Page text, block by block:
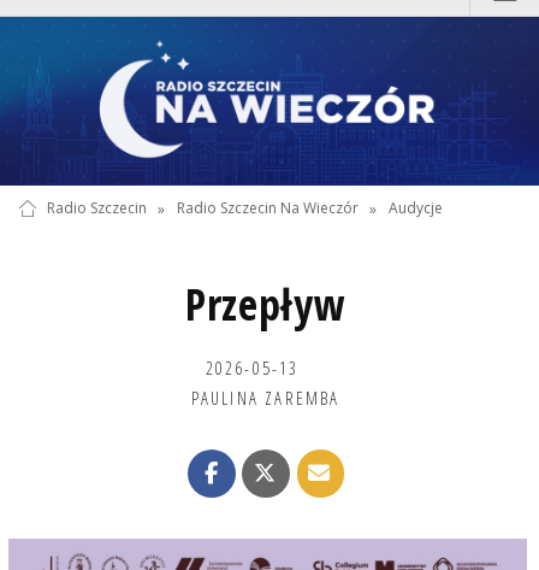
Radio Szczecin » Radio Szczecin Na Wieczór » Audycje
Przepływ
2026-05-13
PAULINA ZAREMBA